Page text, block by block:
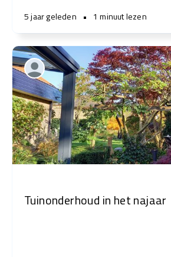
5 jaar geleden • 1 minuut lezen
Tuinonderhoud in het najaar